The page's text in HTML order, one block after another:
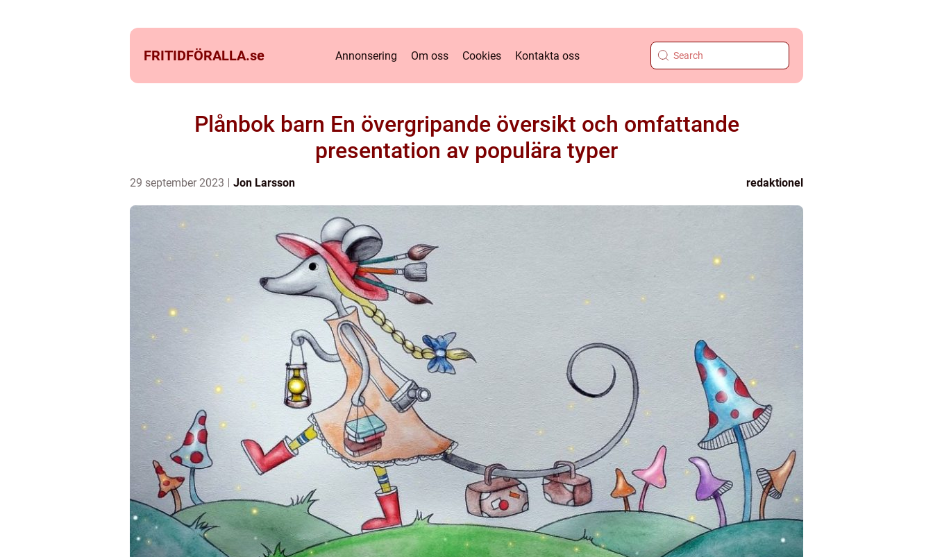
FRITIDFÖRALLA.se Annonsering Om oss Cookies Kontakta oss
Plånbok barn En övergripande översikt och omfattande
presentation av populära typer
29 september 2023 Jon Larsson redaktionel